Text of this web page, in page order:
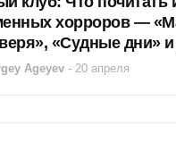
хорроров —
«Судные дни» и
Ageyev - 20 апреля